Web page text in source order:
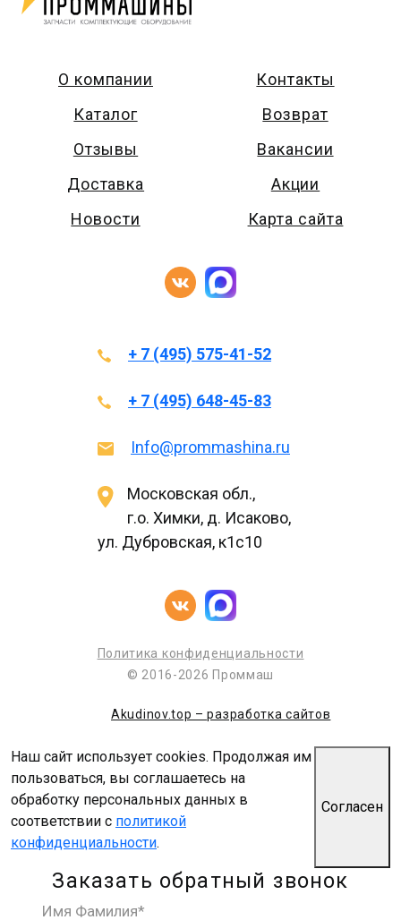
О компании
Каталог
Отзывы
Доставка
Новости
Контакты
Возврат
Вакансии
Акции
Карта сайта
+ 7 (495) 575-41-52
+ 7 (495) 648-45-83
Info@prommashina.ru
Московская обл.,
г.о. Химки, д. Исаково,
ул. Дубровская, к1с10
Политика конфиденциальности
© 2016-2026 Проммаш
Akudinov.top – разработка сайтов
Наш сайт использует cookies. Продолжая им
пользоваться, вы соглашаетесь на
обработку персональных данных в
соответствии с политикой
конфиденциальности.
Согласен
Заказать обратный звонок
Имя Фамилия*